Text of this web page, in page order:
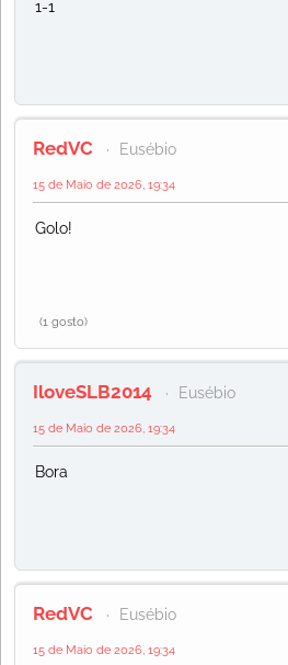
1-1
RedVC Eusébio
15 de Maio de 2026, 19:34
Golo!
(1 gosto)
IloveSLB2014 Eusébio
15 de Maio de 2026, 19:34
Bora
RedVC Eusébio
15 de Maio de 2026, 19:34